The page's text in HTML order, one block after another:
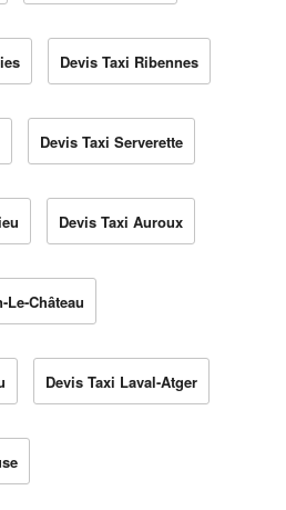
Devis Taxi Ribennes
Devis Taxi Serverette
Devis Taxi Auroux
Le-Château
Devis Taxi Laval-Atger